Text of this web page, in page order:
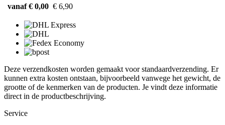
vanaf € 0,00 € 6,90
Deze verzendkosten worden gemaakt voor standaardverzending. Er
kunnen extra kosten ontstaan, bijvoorbeeld vanwege het gewicht, de
grootte of de kenmerken van de producten. Je vindt deze informatie
direct in de productbeschrijving.
Service